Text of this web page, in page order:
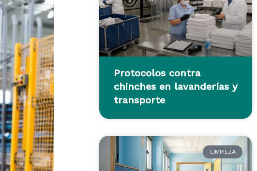
Protocolos contra
chinches en lavanderías y
transporte
LIMPIEZA